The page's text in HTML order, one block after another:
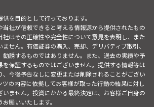
を目的として行っております。
社が信頼できると考える情報源から提供されたもの
社はその正確性や完全性について意見を表明し、また
せん。有価証券の購入、売却、デリバティブ取引、
勧誘するものではありません。また、過去の実績や予
保証するものではございません。提供する情報等は
、今後予告なしに変更または削除されることがござい
ツの内容に依拠してお客様が取った行動の結果に対し
ません。投資にかかる最終決定は、お客様ご自身の
願いいたします。